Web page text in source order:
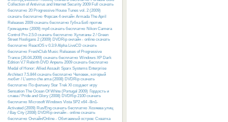
Collection of Antivirus and Internet Security 2009 Full скачать
бесплатно 20 Progressive House Tunes vol. 2 (2009)
скачать бесплатно Форсаж 4 онлайн Armada The April
Releases 2009 скачать бесплатно Губка Боб против
Громадины (2009) mp4 скачать бесплатно Nikon Camera
Control Pro 2.5.0 скачать бесплатно Хулиганы 2 / Green
Street Hooligans 2 (2009) DVDRip онлайн - online скачать
бесплатно ReactOS v 0.3.9 Alpha LiveCD скачать
бесплатно FreshClub Music Releases of Progressive
Trance (26.04.2009) скачать бесплатно Windows XP Dark
Edition V.7 Rebirth DVD Апрель 2009 скачать бесплатно
Medal of Honor: Allied Assault Sparx Systems Enterprise
Architect 7.5.844 скачать бесплатно Человек, который
любит / L'uomo che ama (2008) DVDRip скачать
бесплатно По фильму Star Trek XI создают игру
Sensation The Ocean Of White (Portugal 2009) Гордость и
слава / Pride and Glory (2008) DVDRip 2100 скачать
бесплатно Microsoft Windows Vista SP2 x64 -8in1-
Activated (2009) Rus/Eng скачать бесплатно Хозяева улиц
/ Bay City (2008) DVDRip онлайн - online скачать
бесплатно Онлайн/Online - Обитаемый остров: Схватка